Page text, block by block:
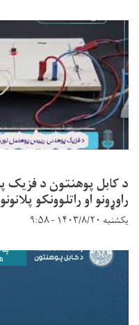
د کابل پوهنتون د فزیک
راوړونو او راتلوونکو
یکشنبه ۱۴۰۳/۸/۲۰ - ۹:۵۸